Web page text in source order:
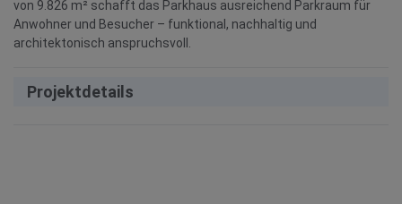
von 9.826 m² schafft das Parkhaus ausreichend Parkraum für
Anwohner und Besucher – funktional, nachhaltig und
architektonisch anspruchsvoll.
Projektdetails